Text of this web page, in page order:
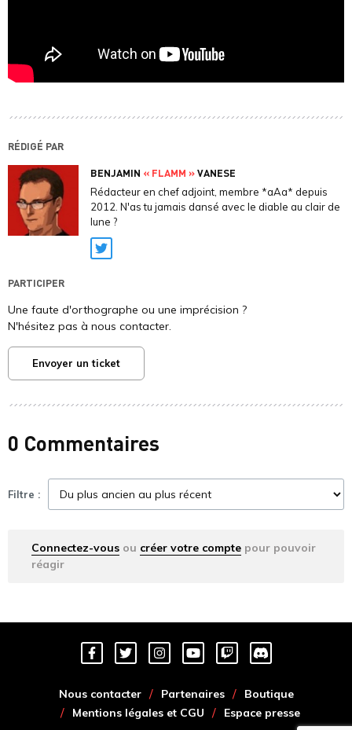
RÉDIGÉ PAR
BENJAMIN « FLAMM »VANESE
Rédacteur en chef adjoint, membre *aAa* depuis
2012. N'as tu jamais dansé avec le diable au clair de
lune ?
Twitter
PARTICIPER
Une faute d'orthographe ou une imprécision ?
N'hésitez pas à nous contacter.
Envoyer un ticket
0 Commentaires
Filtre :
Connectez-vous ou créer votre compte pour pouvoir
réagir
Nous contacter Partenaires
Boutique
Mentions légales et CGU
Espace presse